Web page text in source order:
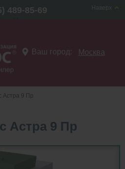
Ваш город: Москва
Астра 9 Пр
Астра 9 Пр
Наверх
489-85-69